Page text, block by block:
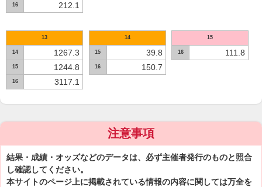
16 212.1
13
14 1267.3
15 1244.8
16 3117.1
14
15 39.8
16 150.7
15
16 111.8
注意事項
結果・成績・オッズなどのデータは、必ず主催者発行のものと照合
し確認してください。
本サイトのページ上に掲載されている情報の内容に関しては万全を